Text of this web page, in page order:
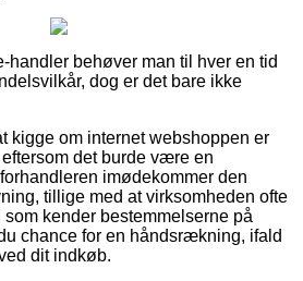
handler behøver man til hver en tid
dog er det bare ikke
kigge om internet webshoppen er
det burde være en
imødekommer den
tillige med at virksomheden ofte
kender bestemmelserne på
chance for en håndsrækning, ifald
dit indkøb.